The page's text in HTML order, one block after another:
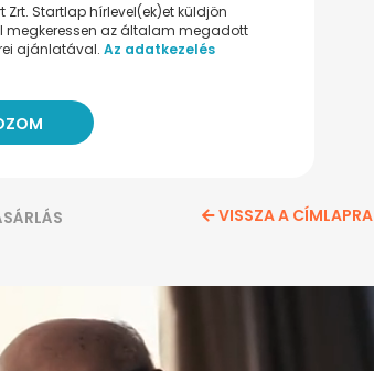
Startlap hírlevel(ek)et küldjön
megkeressen az általam megadott
ajánlatával. Az adatkezelés
VISSZA A CÍMLAPRA